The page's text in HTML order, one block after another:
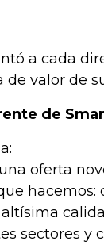
a cada
de valor de
de
oferta
sectores y